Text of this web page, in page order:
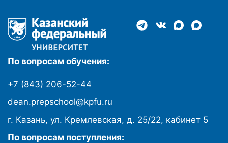
По вопросам обучения:
+7 (843) 206-52-44
dean.prepschool@kpfu.ru
г. Казань, ул. Кремлевская, д. 25/22, кабинет 5
По вопросам поступления: